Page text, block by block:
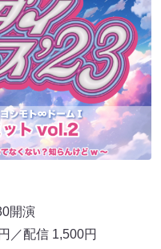
開演
／配信 1,500円